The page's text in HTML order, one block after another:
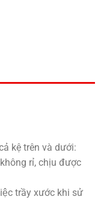
kệ trên và dưới:
rỉ, chịu được
trầy xước khi sử